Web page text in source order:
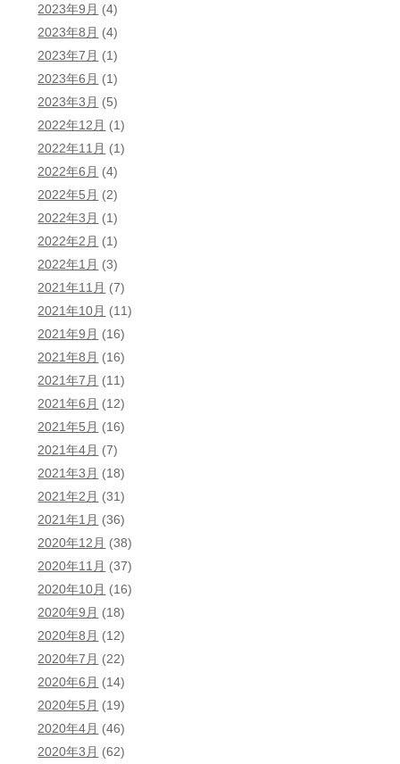
2023年9月 (4)
2023年8月 (4)
2023年7月 (1)
2023年6月 (1)
2023年3月 (5)
2022年12月 (1)
2022年11月 (1)
2022年6月 (4)
2022年5月 (2)
2022年3月 (1)
2022年2月 (1)
2022年1月 (3)
2021年11月 (7)
2021年10月 (11)
2021年9月 (16)
2021年8月 (16)
2021年7月 (11)
2021年6月 (12)
2021年5月 (16)
2021年4月 (7)
2021年3月 (18)
2021年2月 (31)
2021年1月 (36)
2020年12月 (38)
2020年11月 (37)
2020年10月 (16)
2020年9月 (18)
2020年8月 (12)
2020年7月 (22)
2020年6月 (14)
2020年5月 (19)
2020年4月 (46)
2020年3月 (62)